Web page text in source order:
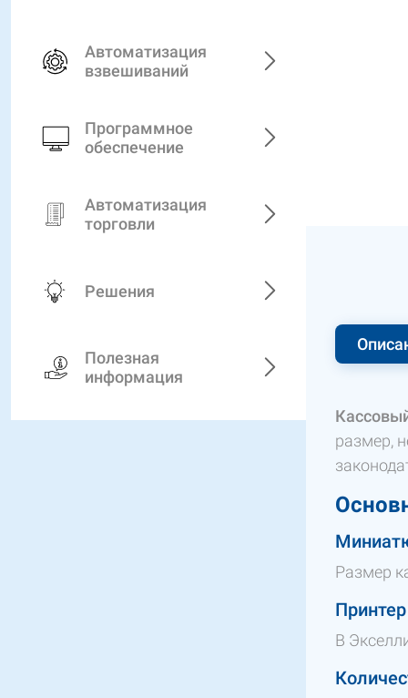
Автоматизация
взвешиваний
Программное
обеспечение
Автоматизация
торговли
Решения
Полезная
информация
размер,
Размер
Принтер
В